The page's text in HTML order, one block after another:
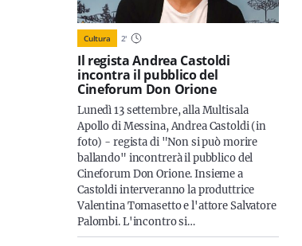
Cultura 2'
Il regista Andrea Castoldi
incontra il pubblico del
Cineforum Don Orione
Lunedì 13 settembre, alla Multisala
Apollo di Messina, Andrea Castoldi (in
foto) - regista di "Non si può morire
ballando" incontrerà il pubblico del
Cineforum Don Orione. Insieme a
Castoldi interveranno la produttrice
Valentina Tomasetto e l'attore Salvatore
Palombi. L'incontro si…